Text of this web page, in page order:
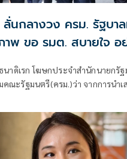
นกลางวง ครม. รัฐบา
าพ ขอ รมต. สบายใจ อ
นาดิเรก โฆษกประจำสำนักนายกรั
ณะรัฐมนตรี(ครม.)ว่า จากการนำเ
และนายกฯไปแล้วว่า รัฐบาลนี้มีเส
กันอย่างเต็มที่